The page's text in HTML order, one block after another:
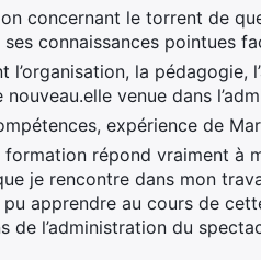
concernant le torrent de
connaissances pointues
la pédagogie,
venue dans
expérience de
répond vraiment à
je rencontre dans mon
pu apprendre au cours de
de l’administration du